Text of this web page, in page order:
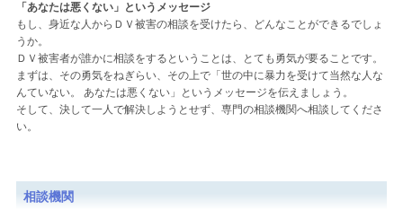
「あなたは悪くない」というメッセージ
もし、身近な人からＤＶ被害の相談を受けたら、どんなことができるでしょ
うか。
ＤＶ被害者が誰かに相談をするということは、とても勇気が要ることです。
まずは、その勇気をねぎらい、その上で「世の中に暴力を受けて当然な人な
んていない。 あなたは悪くない」というメッセージを伝えましょう。
そして、決して一人で解決しようとせず、専門の相談機関へ相談してくださ
い。
相談機関